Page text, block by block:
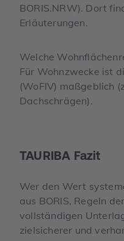
BORIS.NRW). Dort
Erläuterungen.
Welche
Für Wohnzwecke ist
(WoFlV) maßgeblich
Dachschrägen).
TAURIBA Fazit
Wer den Wert
aus BORIS, Regeln
vollständigen
zielsicherer und